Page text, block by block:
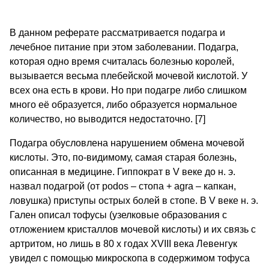
В данном реферате рассматривается подагра и
лечебное питание при этом заболевании. Подагра,
которая одно время считалась болезнью королей,
вызывается весьма плебейской мочевой кислотой. У
всех она есть в крови. Но при подагре либо слишком
много её образуется, либо образуется нормальное
количество, но выводится недостаточно. [7]
Подагра обусловлена нарушением обмена мочевой
кислоты. Это, по-видимому, самая старая болезнь,
описанная в медицине. Гиппократ в V веке до н. э.
назвал подагрой (от podos – стопа + agra – капкан,
ловушка) приступы острых болей в стопе. В V веке н. э.
Гален описал тофусы (узелковые образования с
отложением кристаллов мочевой кислоты) и их связь с
артритом, но лишь в 80 х годах XVIII века Левенгук
увидел с помощью микроскопа в содержимом тофуса